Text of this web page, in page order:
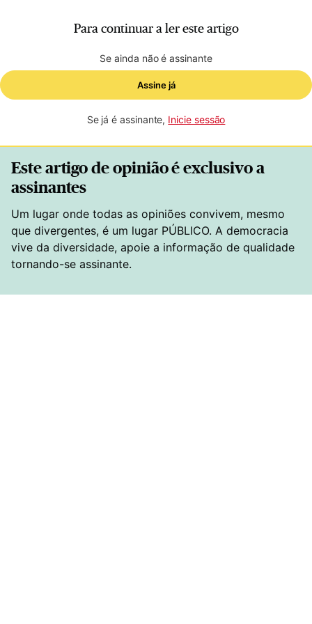
Para continuar a ler este artigo
Se ainda não é assinante
Assine já
Se já é assinante Inicie sessão
Este artigo de opinião é exclusivo a
assinantes
Um lugar onde todas as opiniões convivem, mesmo
que divergentes, é um lugar PÚBLICO. A democracia
vive da diversidade, apoie a informação de qualidade
tornando-se assinante.